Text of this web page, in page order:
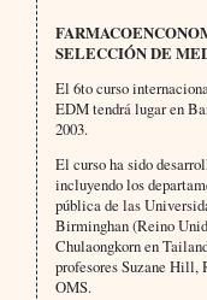
SELECCIÓN DE
El 6to curso
EDM tendrá lugar en
2003.
El curso ha sido
incluyendo los
pública de las
Birminghan (Reino
Chulaongkorn en
profesores Suzane Hill,
OMS.